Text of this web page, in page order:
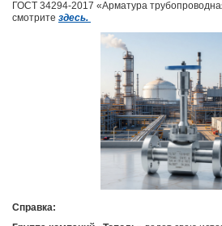
ГОСТ 34294-2017 «Арматура
смотрите здесь.
Справка: